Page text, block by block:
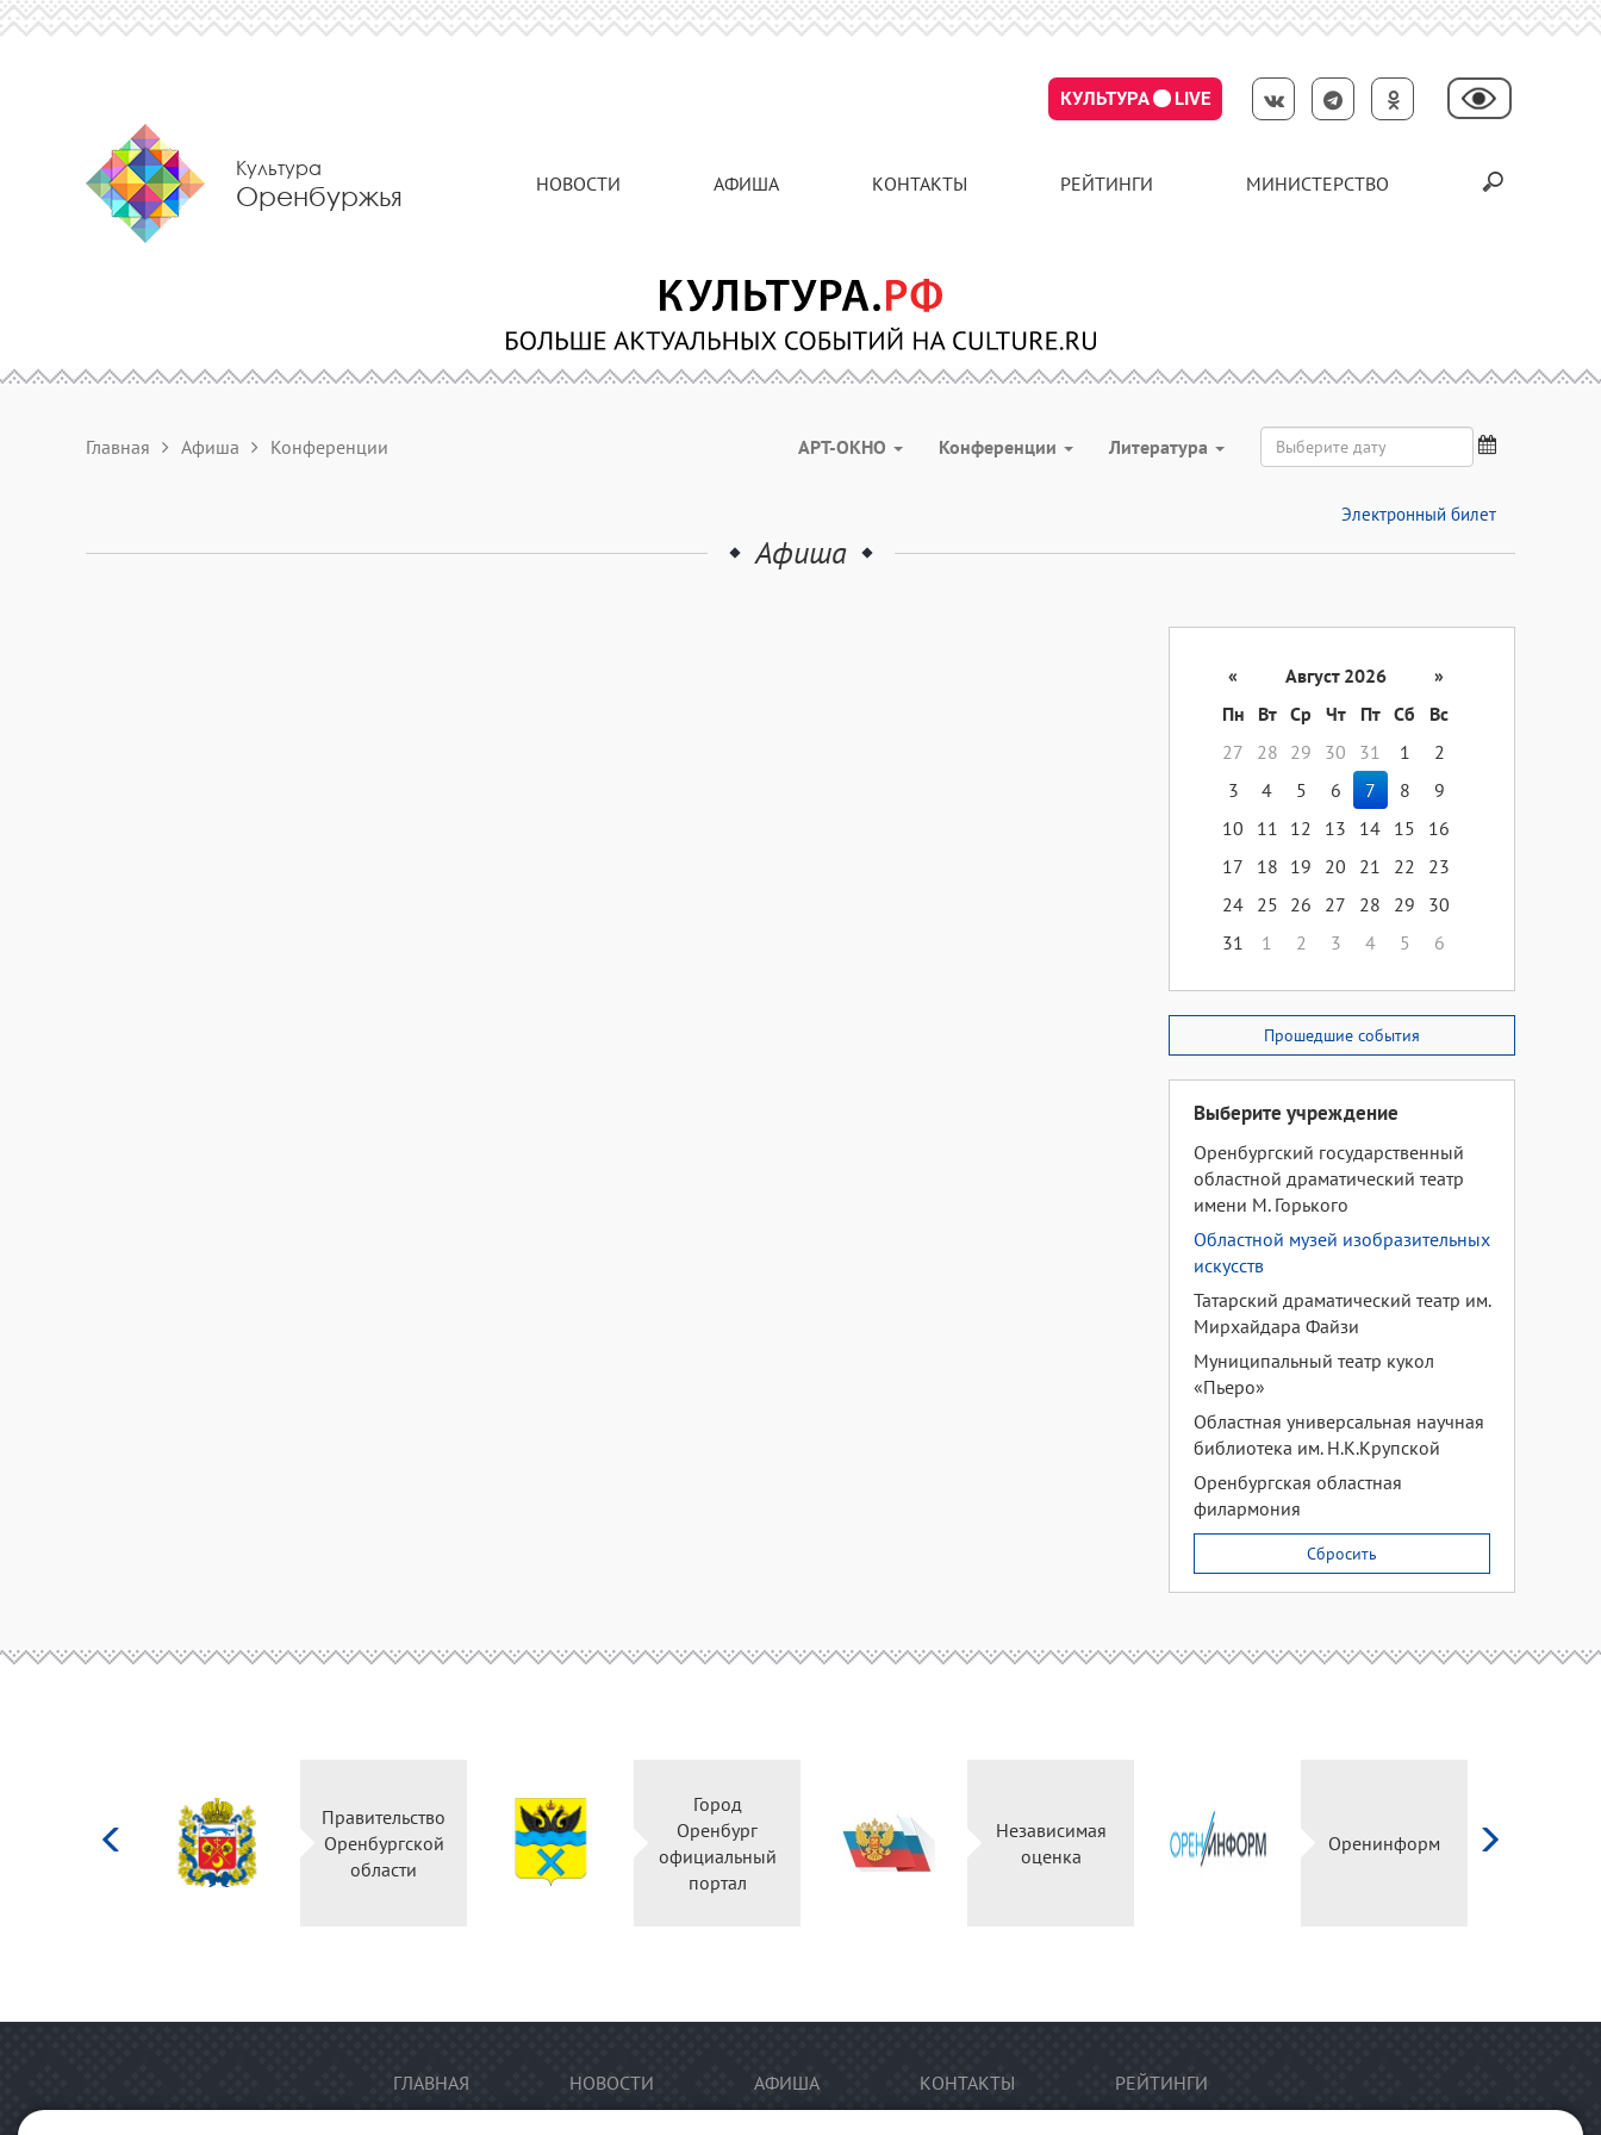
КУЛЬТУРА LIVE
Культура
Оренбуржья НОВОСТИ АФИША КОНТАКТЫ РЕЙТИНГИ МИНИСТЕРСТВО
Главная Афиша Конференции АРТ-ОКНО Конференции Литература
Электронный билет
Афиша
« Август 2026
»
Пн
Вт Ср Чт Пт Сб
Вс
27
28 29 30 31 1
2
3
4 5 6 7 8
9
10
11 12 13 14 15
16
17
18 19 20 21 22
23
24 25 26 27 28 29
30
31
1 2 3 4 5 6
Прошедшие события
Выберите учреждение
Оренбургский государственный
областной драматический театр
имени М. Горького
Областной музей изобразительных
искусств
Татарский драматический театр им.
Мирхайдара Файзи
Муниципальный театр кукол
«Пьеро»
Областная универсальная научная
библиотека им. Н.К.Крупской
Оренбургская областная
филармония
Сбросить
Правительство
Оренбургской
области
Город
Оренбург
официальный
портал
Независимая
оценка
Оренинформ
ГЛАВНАЯ НОВОСТИ АФИША КОНТАКТЫ РЕЙТИНГИ